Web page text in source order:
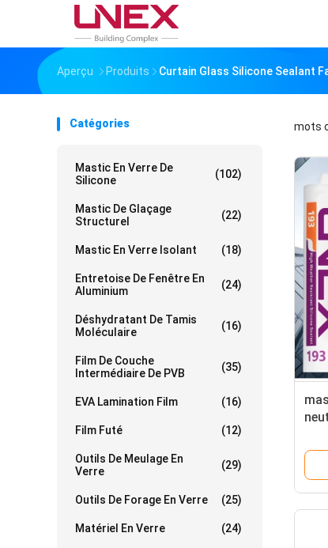
Aperçu Produits Curtain Glass Silicone Sealant
Catégories
Mastic En Verre De
Silicone
(102)
Mastic De Glaçage
Structurel
(22)
Mastic En Verre Isolant (18)
Entretoise De Fenêtre En
Aluminium
(24)
Déshydratant De Tamis
Moléculaire
(16)
Film De Couche
Intermédiaire De PVB
(35)
EVA Lamination Film (16)
Film Futé (12)
Outils De Meulage En
Verre
(29)
Outils De Forage En Verre (25)
Matériel En Verre (24)
mots